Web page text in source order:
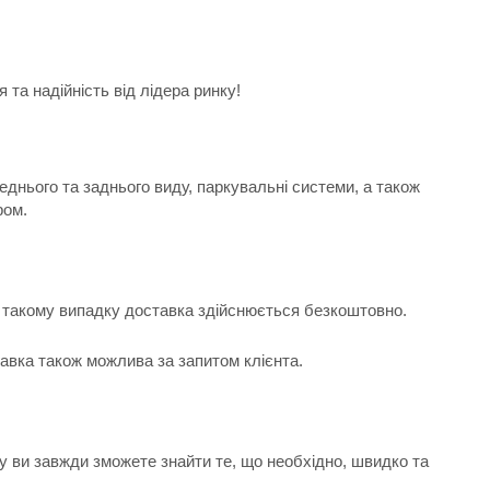
надійність від лідера ринку!
та заднього виду, паркувальні системи, а також
випадку доставка здійснюється безкоштовно.
також можлива за запитом клієнта.
ви завжди зможете знайти те, що необхідно, швидко та